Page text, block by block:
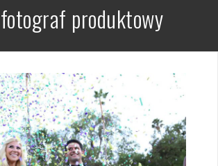
fotograf produktowy